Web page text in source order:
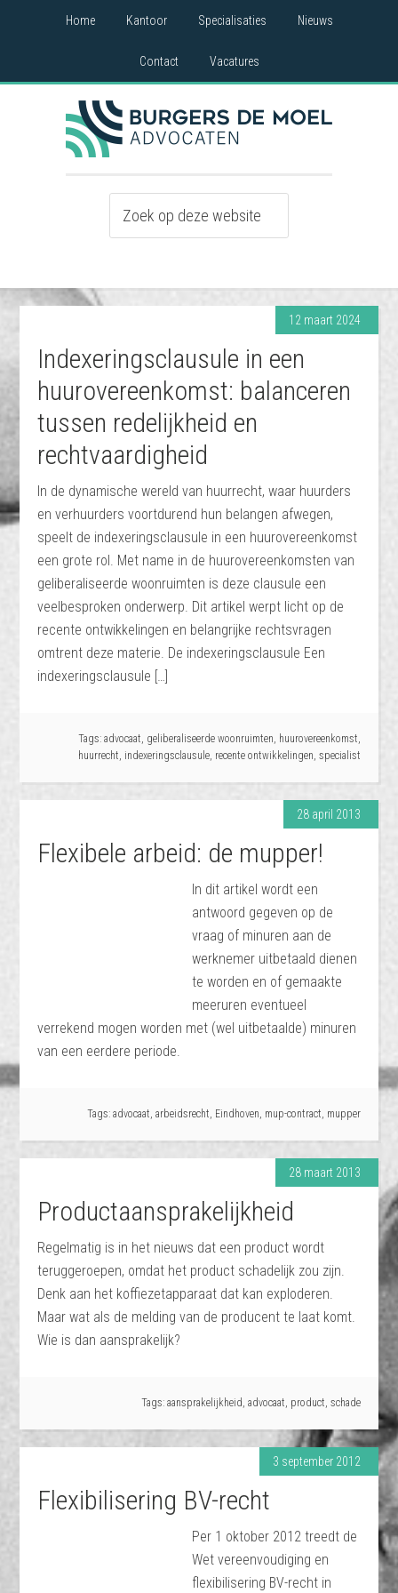
Home Kantoor Specialisaties Nieuws
Contact Vacatures
12 maart 2024
Indexeringsclausule in een
huurovereenkomst: balanceren
tussen redelijkheid en
rechtvaardigheid
In de dynamische wereld van huurrecht, waar huurders
en verhuurders voortdurend hun belangen afwegen,
speelt de indexeringsclausule in een huurovereenkomst
een grote rol. Met name in de huurovereenkomsten van
geliberaliseerde woonruimten is deze clausule een
veelbesproken onderwerp. Dit artikel werpt licht op de
recente ontwikkelingen en belangrijke rechtsvragen
omtrent deze materie. De indexeringsclausule Een
indexeringsclausule […]
Tags: advocaat, geliberaliseerde woonruimten, huurovereenkomst,
huurrecht, indexeringsclausule, recente ontwikkelingen, specialist
28 april 2013
Flexibele arbeid: de mupper!
In dit artikel wordt een
antwoord gegeven op de
vraag of minuren aan de
werknemer uitbetaald dienen
te worden en of gemaakte
meeruren eventueel
verrekend mogen worden met (wel uitbetaalde) minuren
van een eerdere periode.
Tags: advocaat, arbeidsrecht, Eindhoven, mup-contract, mupper
28 maart 2013
Productaansprakelijkheid
Regelmatig is in het nieuws dat een product wordt
teruggeroepen, omdat het product schadelijk zou zijn.
Denk aan het koffiezetapparaat dat kan exploderen.
Maar wat als de melding van de producent te laat komt.
Wie is dan aansprakelijk?
Tags: aansprakelijkheid, advocaat, product, schade
3 september 2012
Flexibilisering BV-recht
Per 1 oktober 2012 treedt de
Wet vereenvoudiging en
flexibilisering BV-recht in